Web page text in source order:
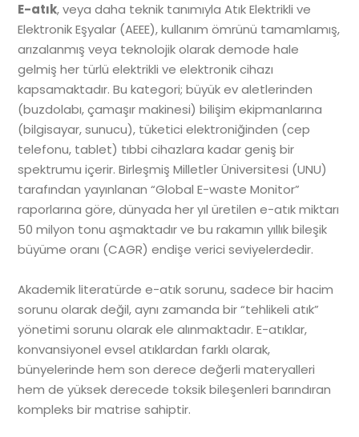
E-atık, veya daha teknik tanımıyla Atık Elektrikli ve
Elektronik Eşyalar (AEEE), kullanım ömrünü tamamlamış,
arızalanmış veya teknolojik olarak demode hale
gelmiş her türlü elektrikli ve elektronik cihazı
kapsamaktadır. Bu kategori; büyük ev aletlerinden
(buzdolabı, çamaşır makinesi) bilişim ekipmanlarına
(bilgisayar, sunucu), tüketici elektroniğinden (cep
telefonu, tablet) tıbbi cihazlara kadar geniş bir
spektrumu içerir. Birleşmiş Milletler Üniversitesi (UNU)
tarafından yayınlanan “Global E-waste Monitor”
raporlarına göre, dünyada her yıl üretilen e-atık miktarı
50 milyon tonu aşmaktadır ve bu rakamın yıllık bileşik
büyüme oranı (CAGR) endişe verici seviyelerdedir.
Akademik literatürde e-atık sorunu, sadece bir hacim
sorunu olarak değil, aynı zamanda bir “tehlikeli atık”
yönetimi sorunu olarak ele alınmaktadır. E-atıklar,
konvansiyonel evsel atıklardan farklı olarak,
bünyelerinde hem son derece değerli materyalleri
hem de yüksek derecede toksik bileşenleri barındıran
kompleks bir matrise sahiptir.